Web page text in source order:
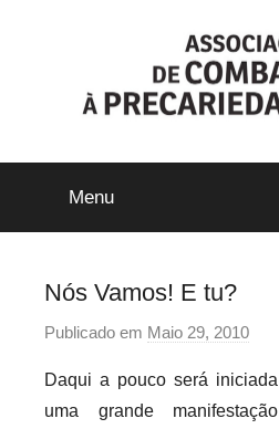
ACP-
Precári@s
Inflexíveis
Menu
Nós Vamos! E tu?
Publicado em Maio 29, 2010
r
p
Daqui a pouco será iniciada
uma grande manifestação